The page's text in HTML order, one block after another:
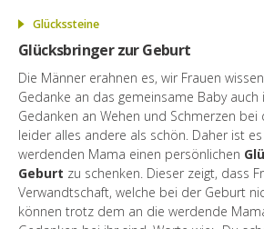
Glückssteine
Glücksbringer zur Geburt
Die Männer erahnen es, wir Frauen
Gedanke an das gemeinsame Baby
Gedanken an Wehen und Schmerzen
leider alles andere als schön. Daher ist
werdenden Mama einen persönlichen
Geburt zu schenken. Dieser zeigt, dass
Verwandtschaft, welche bei der Geburt
können trotz dem an die werdende